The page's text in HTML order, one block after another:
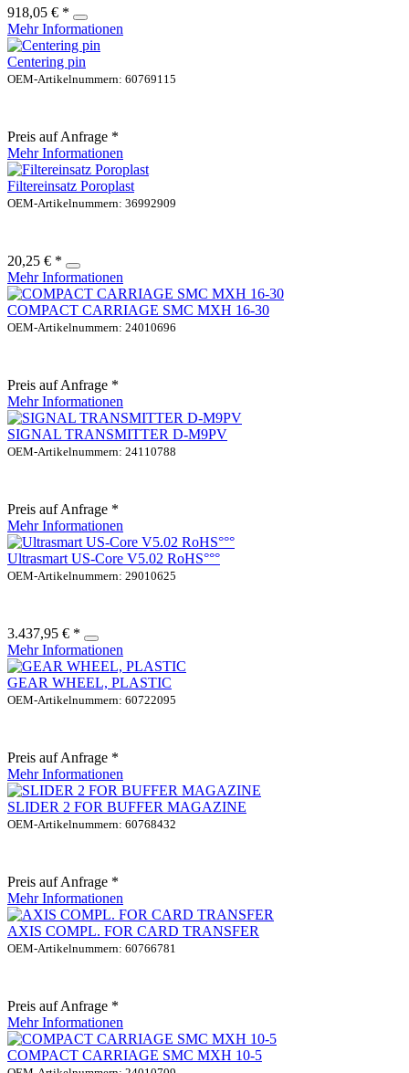
918,05 € *
Mehr Informationen
Centering pin
OEM-Artikelnummern: 60769115
Preis auf Anfrage *
Mehr Informationen
Filtereinsatz Poroplast
OEM-Artikelnummern: 36992909
20,25 € *
Mehr Informationen
COMPACT CARRIAGE SMC MXH 16-30
OEM-Artikelnummern: 24010696
Preis auf Anfrage *
Mehr Informationen
SIGNAL TRANSMITTER D-M9PV
OEM-Artikelnummern: 24110788
Preis auf Anfrage *
Mehr Informationen
Ultrasmart US-Core V5.02 RoHS°°°
OEM-Artikelnummern: 29010625
3.437,95 € *
Mehr Informationen
GEAR WHEEL, PLASTIC
OEM-Artikelnummern: 60722095
Preis auf Anfrage *
Mehr Informationen
SLIDER 2 FOR BUFFER MAGAZINE
OEM-Artikelnummern: 60768432
Preis auf Anfrage *
Mehr Informationen
AXIS COMPL. FOR CARD TRANSFER
OEM-Artikelnummern: 60766781
Preis auf Anfrage *
Mehr Informationen
COMPACT CARRIAGE SMC MXH 10-5